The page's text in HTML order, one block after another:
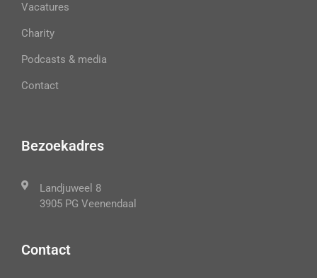
Vacatures
Charity
Podcasts & media
Contact
Bezoekadres
Landjuweel 8
3905 PG Veenendaal
Contact